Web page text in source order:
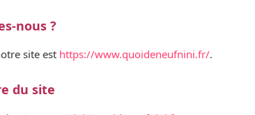
nous ?
site est https://www.quoideneufnini.fr/.
du site